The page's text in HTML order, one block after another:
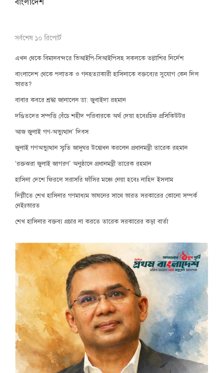
বাংলাদেশ
সর্বশেষ ১০ রিপোর্ট
এখন থেকে বিমানবন্দরে ভিআইপি-সিআইপিসহ সকলকে তল্লাশির নির্দেশ
বাংলাদেশ থেকে পলাতক ও গনহত্যাকারী হাসিনাকে বক্তব্যের সুযোগ কেন দিল
ভারত?
বাবার কবরে শ্রদ্ধা জানালেন ডা: জুবাইদা রহমান
দণ্ডিতদের সম্পত্তি বেঁচে শহীদ পরিবারকে অর্থ দেয়া হবেঃচিফ প্রসিকিউটর
আজ জুলাই গণ-অভ্যুত্থান’ দিবস
জুলাই গণঅভ্যুত্থান স্মৃতি জাদুঘর উদ্বোধন করলেন প্রধানমন্ত্রী তারেক রহমান
‘রক্তঝরা জুলাই জাগরণ’ অনুষ্ঠানে প্রধানমন্ত্রী তারেক রহমান
হাসিনা দেশে ফিরলে সরাসরি ফাঁসির মঞ্চে নেয়া হবেঃ নাহিদ ইসলাম
দিল্লীতে শেখ হাসিনার গণমাধ্যম ভাষনের সাথে ভারত সরকারের কোনো সম্পর্ক
নেইঃভারত
শেখ হাসিনার বক্তব্য প্রচার না করতে তারেক সরকারের কড়া বার্তা